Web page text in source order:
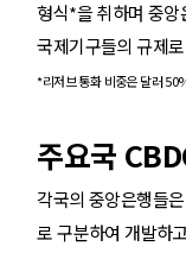
형식*을 취하며 중앙
국제기구들의 규제
*리저브 통화 비중은 달러
주요국
각국의 중앙은행들
로 구분하여 개발하